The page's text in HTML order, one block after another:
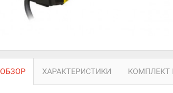
ОБЗОР ХАРАКТЕРИСТИКИ КОМПЛЕКТ